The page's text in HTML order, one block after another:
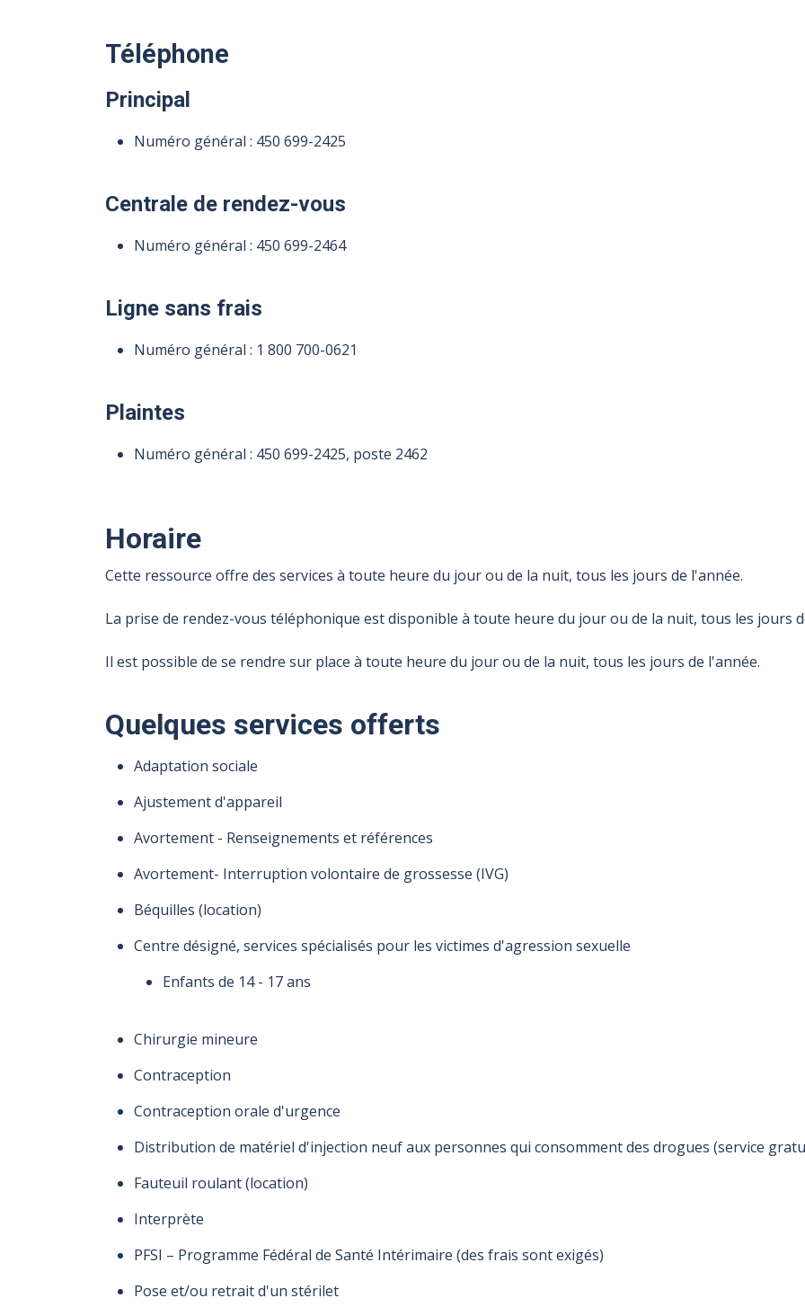
Téléphone
Principal
Numéro général : 450 699-2425
Centrale de rendez-vous
Numéro général : 450 699-2464
Ligne sans frais
Numéro général : 1 800 700-0621
Plaintes
Numéro général : 450 699-2425, poste 2462
Horaire
Cette ressource offre des services à toute heure du jour ou de la nuit, tous les jours de l'année.
La prise de rendez-vous téléphonique est disponible à toute heure du jour ou de la nuit, tous les jours
Il est possible de se rendre sur place à toute heure du jour ou de la nuit, tous les jours de l'année.
Quelques services offerts
Adaptation sociale
Ajustement d'appareil
Avortement - Renseignements et références
Avortement- Interruption volontaire de grossesse (IVG)
Béquilles (location)
Centre désigné, services spécialisés pour les victimes d'agression sexuelle
Enfants de 14 - 17 ans
Chirurgie mineure
Contraception
Contraception orale d'urgence
Distribution de matériel d'injection neuf aux personnes qui consomment des drogues (service
Fauteuil roulant (location)
Interprète
PFSI – Programme Fédéral de Santé Intérimaire (des frais sont exigés)
Pose et/ou retrait d'un stérilet